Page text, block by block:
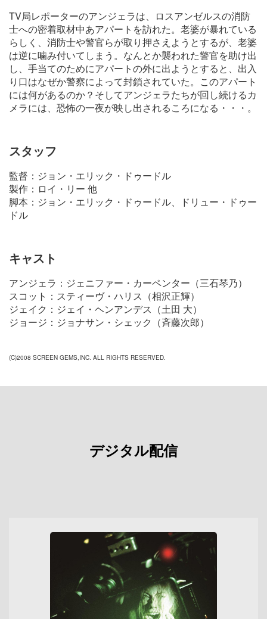
TV局レポーターのアンジェラは、ロスアンゼルスの消防
士への密着取材中あアパートを訪れた。老婆が暴れている
らしく、消防士や警官らが取り押さえようとするが、老婆
は逆に噛み付いてしまう。なんとか襲われた警官を助け出
し、手当てのためにアパートの外に出ようとすると、出入
り口はなぜか警察によって封鎖されていた。このアパート
には何があるのか？そしてアンジェラたちが回し続けるカ
メラには、恐怖の一夜が映し出されるころになる・・・。
スタッフ
監督：ジョン・エリック・ドゥードル
製作：ロイ・リー 他
脚本：ジョン・エリック・ドゥードル、ドリュー・ドゥー
ドル
キャスト
アンジェラ：ジェニファー・カーペンター（三石琴乃）
スコット：スティーヴ・ハリス（相沢正輝）
ジェイク：ジェイ・ヘンアンデス（土田 大）
ジョージ：ジョナサン・シェック（斉藤次郎）
(C)2008 SCREEN GEMS,INC. ALL RIGHTS RESERVED.
デジタル配信